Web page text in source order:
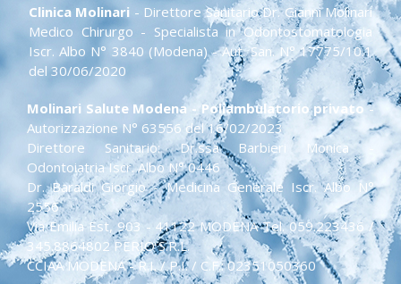
Clinica Molinari - Direttore Sanitario Dr. Gianni Molinari
Medico Chirurgo - Specialista in Odontostomatologia
Iscr. Albo N° 3840 (Modena) - Aut. San. N° 17775/10.1
del 30/06/2020
Molinari Salute Modena - Poliambulatorio privato-
Autorizzazione N° 63556 del 16/02/2023
Direttore Sanitario: Dr.ssa Barbieri Monica -
Odontoiatria Iscr. Albo N° 0446
Dr. Baraldi Giorgio - Medicina Generale Iscr. Albo N°
2556
Via Emilia Est, 903 - 41122 MODENA Tel. 059.223436 /
345.8864802 PERIO S.R.L.
CCIAA MODENA - R.I. / P.I. / C.F.: 02351050360